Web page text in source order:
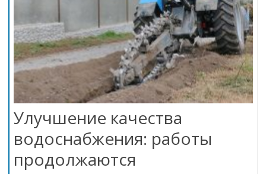
Улучшение качества
водоснабжения: работы
продолжаются